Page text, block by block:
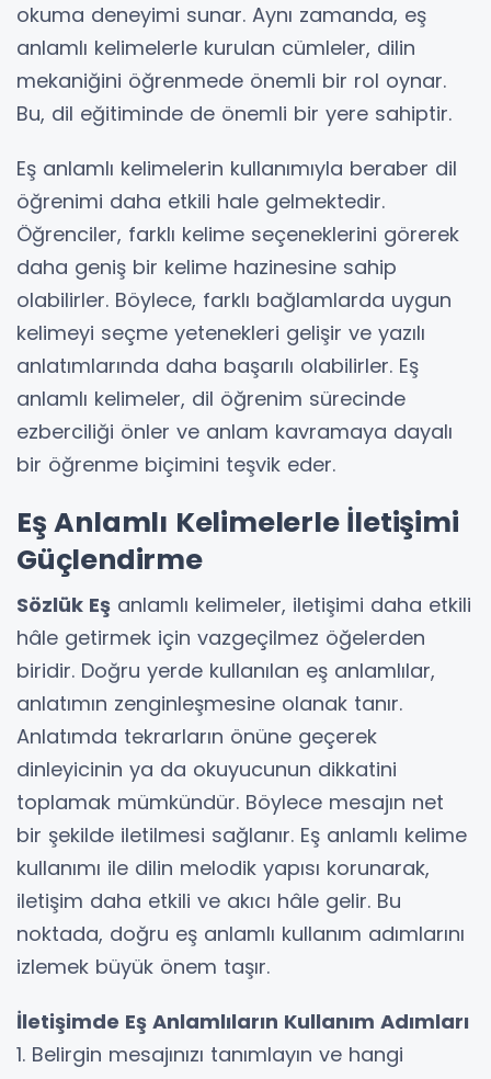
okuma deneyimi sunar. Aynı zamanda, eş
anlamlı kelimelerle kurulan cümleler, dilin
mekaniğini öğrenmede önemli bir rol oynar.
Bu, dil eğitiminde de önemli bir yere sahiptir.
Eş anlamlı kelimelerin kullanımıyla beraber dil
öğrenimi daha etkili hale gelmektedir.
Öğrenciler, farklı kelime seçeneklerini görerek
daha geniş bir kelime hazinesine sahip
olabilirler. Böylece, farklı bağlamlarda uygun
kelimeyi seçme yetenekleri gelişir ve yazılı
anlatımlarında daha başarılı olabilirler. Eş
anlamlı kelimeler, dil öğrenim sürecinde
ezberciliği önler ve anlam kavramaya dayalı
bir öğrenme biçimini teşvik eder.
Eş Anlamlı Kelimelerle İletişimi
Güçlendirme
Sözlük Eş anlamlı kelimeler, iletişimi daha etkili
hâle getirmek için vazgeçilmez öğelerden
biridir. Doğru yerde kullanılan eş anlamlılar,
anlatımın zenginleşmesine olanak tanır.
Anlatımda tekrarların önüne geçerek
dinleyicinin ya da okuyucunun dikkatini
toplamak mümkündür. Böylece mesajın net
bir şekilde iletilmesi sağlanır. Eş anlamlı kelime
kullanımı ile dilin melodik yapısı korunarak,
iletişim daha etkili ve akıcı hâle gelir. Bu
noktada, doğru eş anlamlı kullanım adımlarını
izlemek büyük önem taşır.
İletişimde Eş Anlamlıların Kullanım Adımları
1. Belirgin mesajınızı tanımlayın ve hangi